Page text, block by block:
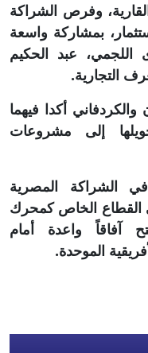
وفرص الشراكة
بمشاركة واسعة
عبد الحكيم
التجارية.
والكردفاني أكدا فيهما
إلى مشروعات
الشراكة المصرية
القطاع الخاص كمحرك
آفاقاً واعدة أمام
الموحدة.
بوتسوانا الجديدة"